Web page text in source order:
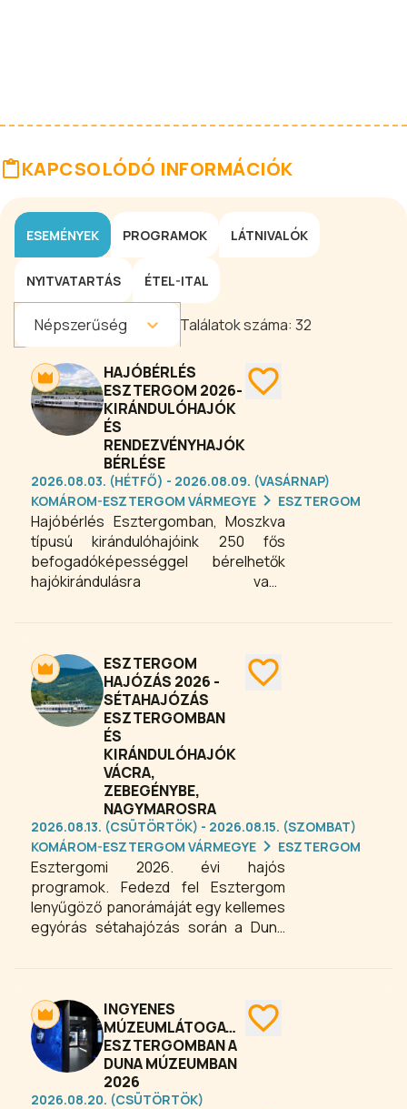
KAPCSOLÓDÓ INFORMÁCIÓK
ESEMÉNYEK PROGRAMOK LÁTNIVALÓK
NYITVATARTÁS ÉTEL-ITAL
Népszerűség Találatok száma: 32
HAJÓBÉRLÉS
ESZTERGOM 2026-
KIRÁNDULÓHAJÓK
ÉS
RENDEZVÉNYHAJÓK
BÉRLÉSE
2026.08.03. (HÉTFŐ) - 2026.08.09. (VASÁRNAP)
KOMÁROM-ESZTERGOM VÁRMEGYE
ESZTERGOM
Hajóbérlés Esztergomban, Moszkva
típusú kirándulóhajóink 250 fős
befogadóképességgel bérelhetők
hajókirándulásra vagy
sétahajó vagy kirándulóhajó program,
Visegrádot, Esztergomot a
Dunakanyarban maradandó és
felejthetetlen élmény!
ESZTERGOM
HAJÓZÁS 2026 -
SÉTAHAJÓZÁS
ESZTERGOMBAN
ÉS
KIRÁNDULÓHAJÓK
VÁCRA,
ZEBEGÉNYBE,
NAGYMAROSRA
2026.08.13. (CSÜTÖRTÖK) - 2026.08.15. (SZOMBAT)
KOMÁROM-ESZTERGOM VÁRMEGYE
ESZTERGOM
Esztergomi 2026. évi hajós
programok. Fedezd fel Esztergom
lenyűgöző panorámáját egy kellemes
egyórás sétahajózás során a Duna
Esztergom - Zebegény - Dömös -
INGYENES
MÚZEUMLÁTOGATÁS
ESZTERGOMBAN A
DUNA MÚZEUMBAN
2026
2026.08.20. (CSÜTÖRTÖK)